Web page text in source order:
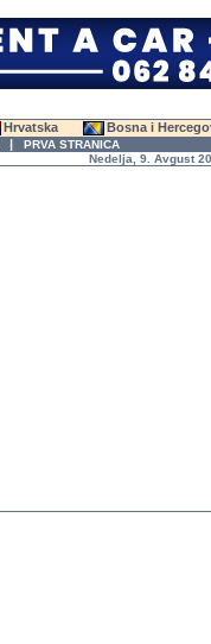
Hrvatska Bosna i
| PRVA STRANICA
Nedelja, 9. Avgust 2026.